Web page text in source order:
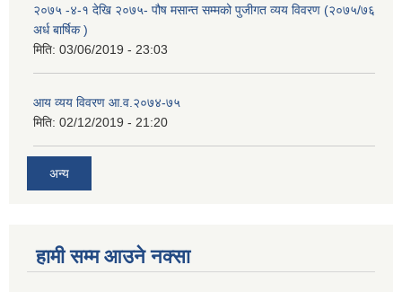
२०७५ -४-१ देखि २०७५- पौष मसान्त सम्मको पुजीगत व्यय विवरण (२०७५/७६
अर्ध बार्षिक )
मिति: 03/06/2019 - 23:03
आय व्यय विवरण आ.व.२०७४-७५
मिति: 02/12/2019 - 21:20
अन्य
हामी सम्म आउने नक्सा